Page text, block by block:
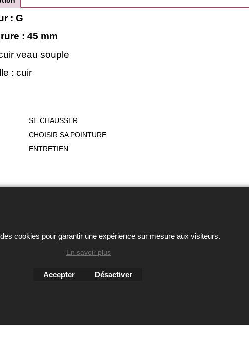
: G
: 45 mm
veau souple
: cuir
SE CHAUSSER
CHOISIR SA POINTURE
ENTRETIEN
avec le logiciel
eCommerce ShopFactory
cookies pour garantir une expérience sur mesure aux visiteurs.
En savoir plus
Accepter Désactiver